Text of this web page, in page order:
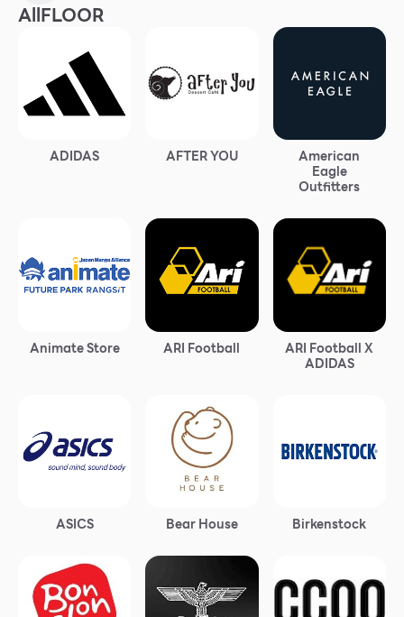
AllFLOOR
ADIDAS AFTER YOU American
Eagle
Outfitters
Animate Store ARI Football ARI Football X
ADIDAS
ASICS Bear House Birkenstock